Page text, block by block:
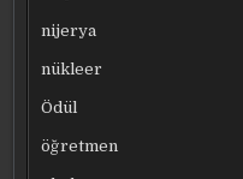
nijerya
nükleer
Ödül
öğretmen